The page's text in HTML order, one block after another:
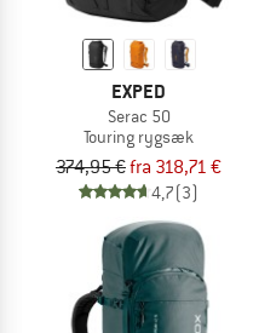
EXPED
Serac 50
Touring rygsæk
374,95 €fra 318,71 €
4,7(3)